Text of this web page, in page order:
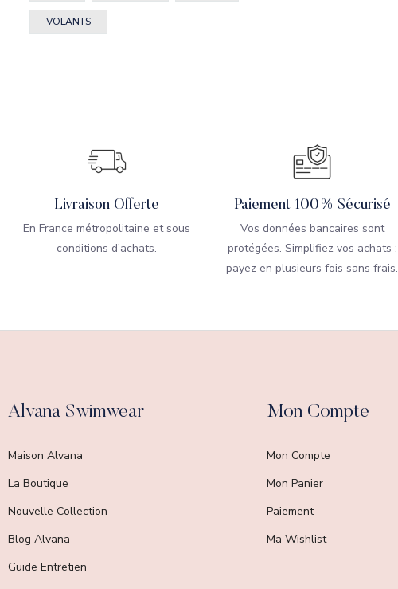
VOLANTS
Livraison Offerte
En France métropolitaine et sous
conditions d'achats.
Paiement 100% Sécurisé
Vos données bancaires sont
protégées. Simplifiez vos achats :
payez en plusieurs fois sans frais.
Alvana Swimwear
Maison Alvana
La Boutique
Nouvelle Collection
Blog Alvana
Guide Entretien
Mon Compte
Mon Compte
Mon Panier
Paiement
Ma Wishlist